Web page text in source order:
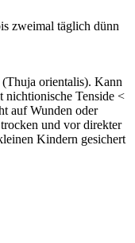
zweimal täglich dünn
orientalis). Kann
nichtionische Tenside <
auf Wunden oder
und vor direkter
Kindern gesichert